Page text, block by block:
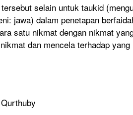
tersebut selain untuk taukid
jawa) dalam penetapan
satu nikmat dengan nikmat
dan mencela terhadap